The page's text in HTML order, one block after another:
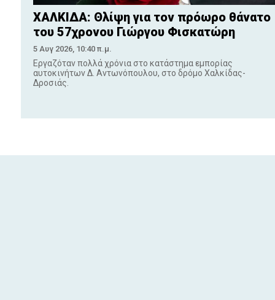
ΧΑΛΚΙΔΑ: Θλίψη για τον πρόωρο θάνατο
του 57χρονου Γιώργου Φισκατώρη
5 Αυγ 2026, 10:40 π.μ.
Εργαζόταν πολλά χρόνια στο κατάστημα εμπορίας
αυτοκινήτων Δ. Αντωνόπουλου, στο δρόμο Χαλκίδας-
Δροσιάς.